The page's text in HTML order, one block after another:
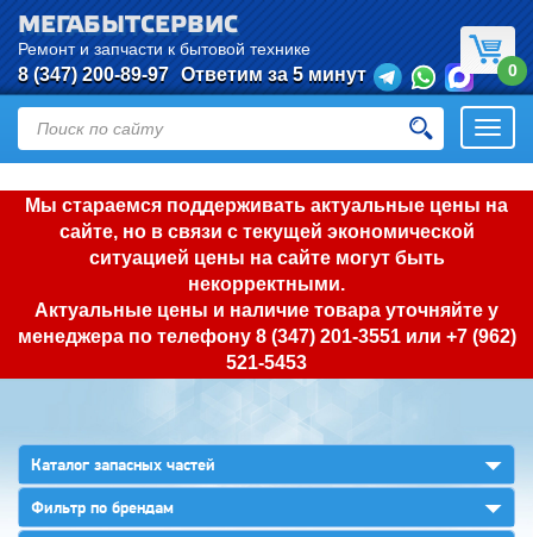
Мы стараемся поддерживать актуальные цены на
сайте, но в связи с текущей экономической
ситуацией цены на сайте могут быть
некорректными.
Актуальные цены и наличие товара уточняйте у
менеджера по телефону 8 (347) 201-3551или +7 (962)
521-5453
МЕГАБЫТСЕРВИС
Ремонт и запчасти к бытовой технике
8 (347) 200-89-97 Ответим за 5 минут 0
Каталог запасных частей ▼
Фильтр по брендам ▼